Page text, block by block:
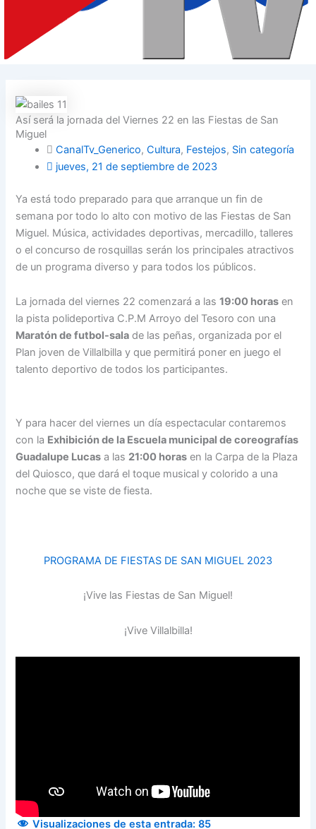
Así será la jornada del Viernes 22 en las Fiestas de San
Miguel
CanalTv_Generico,Cultura, Festejos, Sin categoría
jueves, 21 de septiembre de 2023
Ya está todo preparado para que arranque un fin de
semana por todo lo alto con motivo de las Fiestas de San
Miguel. Música, actividades deportivas, mercadillo, talleres
o el concurso de rosquillas serán los principales atractivos
de un programa diverso y para todos los públicos.
La jornada del viernes 22 comenzará a las19:00 horas en
la pista polideportiva C.P.M Arroyo del Tesoro con una
Maratón de futbol-sala de las peñas, organizada por el
Plan joven de Villalbilla y que permitirá poner en juego el
talento deportivo de todos los participantes.
Y para hacer del viernes un día espectacular contaremos
con la Exhibición de la Escuela municipal de coreografías
Guadalupe Lucas a las 21:00 horas en la Carpa de la Plaza
del Quiosco, que dará el toque musical y colorido a una
noche que se viste de fiesta.
PROGRAMA DE FIESTAS DE SAN MIGUEL 2023
¡Vive las Fiestas de San Miguel!
¡Vive Villalbilla!
Visualizaciones de esta entrada: 85